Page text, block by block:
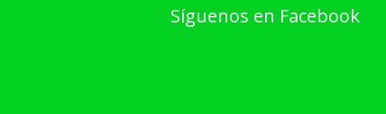
Síguenos en Facebook